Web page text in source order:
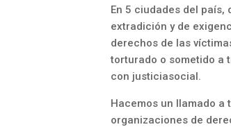
En 5 ciudades del
extradición y de
derechos de las
torturado o sometido a
con justiciasocial.
Hacemos un llamado a
organizaciones de